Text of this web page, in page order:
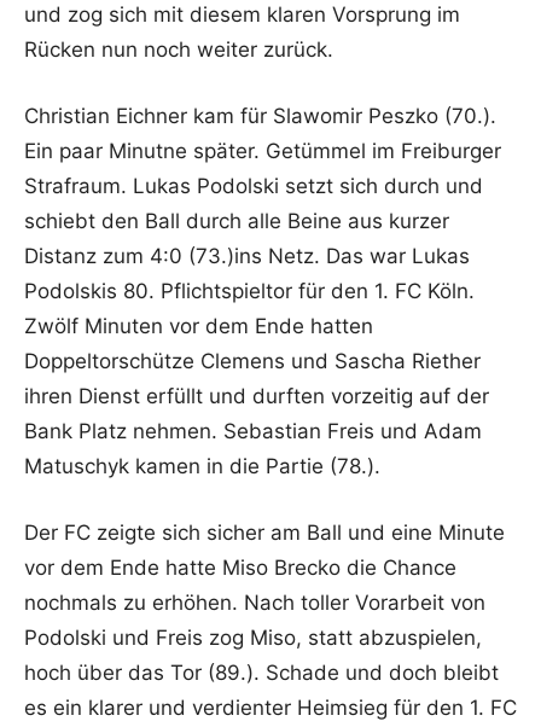
und zog sich mit diesem klaren Vorsprung im
Rücken nun noch weiter zurück.
Christian Eichner kam für Slawomir Peszko (70.).
Ein paar Minutne später. Getümmel im Freiburger
Strafraum. Lukas Podolski setzt sich durch und
schiebt den Ball durch alle Beine aus kurzer
Distanz zum 4:0 (73.)ins Netz. Das war Lukas
Podolskis 80. Pflichtspieltor für den 1. FC Köln.
Zwölf Minuten vor dem Ende hatten
Doppeltorschütze Clemens und Sascha Riether
ihren Dienst erfüllt und durften vorzeitig auf der
Bank Platz nehmen. Sebastian Freis und Adam
Matuschyk kamen in die Partie (78.).
Der FC zeigte sich sicher am Ball und eine Minute
vor dem Ende hatte Miso Brecko die Chance
nochmals zu erhöhen. Nach toller Vorarbeit von
Podolski und Freis zog Miso, statt abzuspielen,
hoch über das Tor (89.). Schade und doch bleibt
es ein klarer und verdienter Heimsieg für den 1. FC